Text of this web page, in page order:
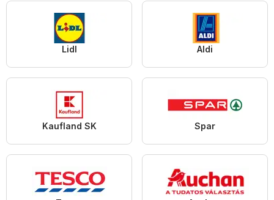
Lidl Aldi
Kaufland SK Spar